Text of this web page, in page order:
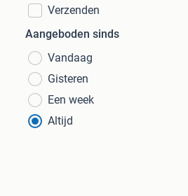
Verzenden
Aangeboden sinds
Vandaag
Gisteren
Een week
Altijd